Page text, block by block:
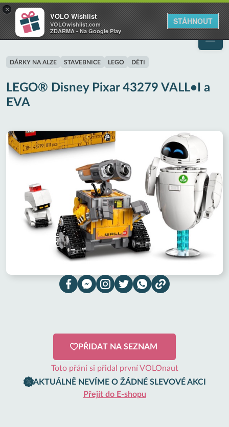
VOLO
Váš online wishlist
×
VOLO Wishlist
VOLOwishlist.com
ZDARMA - Na Google Play
STÁHNOUT
DÁRKY NA ALZE STAVEBNICE LEGO DĚTI
LEGO® Disney Pixar 43279 VALL•I a
EVA
PŘIDAT NA SEZNAM
Toto přání si přidal první VOLOnaut
AKTUÁLNĚ NEVÍME O ŽÁDNÉ SLEVOVÉ AKCI
Přejít do E-shopu